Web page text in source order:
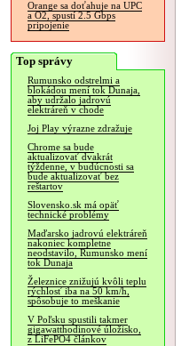
Orange sa doťahuje na UPC
a O2, spustí 2.5 Gbps
pripojenie
Top správy
Rumunsko odstrelmi a
blokádou mení tok Dunaja,
aby udržalo jadrovú
elektráreň v chode
Joj Play výrazne zdražuje
Chrome sa bude
aktualizovať dvakrát
týždenne, v budúcnosti sa
bude aktualizovať bez
reštartov
Slovensko.sk má opäť
technické problémy
Maďarsko jadrovú elektráreň
nakoniec kompletne
neodstavilo, Rumunsko mení
tok Dunaja
Železnice znižujú kvôli teplu
rýchlosť iba na 50 km/h,
spôsobuje to meškanie
V Poľsku spustili takmer
gigawatthodinové úložisko,
z LiFePO4 článkov